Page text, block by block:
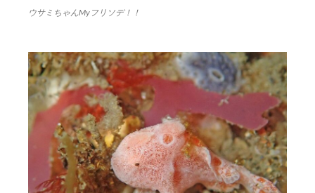
ウサミちゃんMyフリソデ！！